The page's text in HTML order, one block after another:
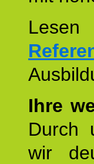
Ihre
Durch
wir